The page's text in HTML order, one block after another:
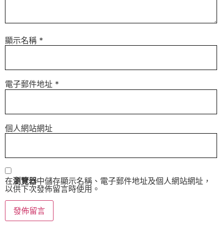
顯示名稱 *
電子郵件地址 *
個人網站網址
在瀏覽器中儲存顯示名稱、電子郵件地址及個人網站網址，
以供下次發佈留言時使用。